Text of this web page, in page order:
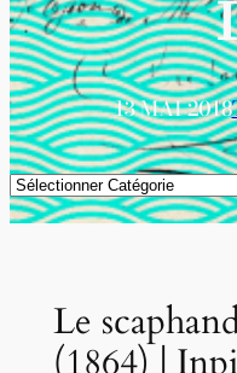
13 MAI 2018
Catégories
Le
(1864) | Inpi